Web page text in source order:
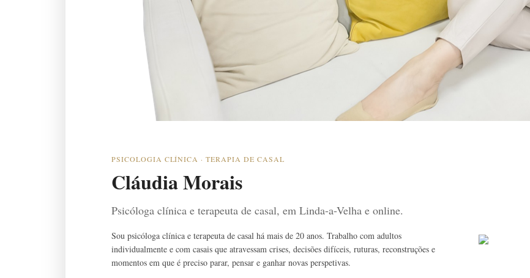
PSICOLOGIA CLÍNICA · TERAPIA DE CASAL
Cláudia Morais
Psicóloga clínica e terapeuta de casal, em Linda-a-Velha e online.
Sou psicóloga clínica e terapeuta de casal há mais de 20 anos. Trabalho com adultos
individualmente e com casais que atravessam crises, decisões difíceis, ruturas, reconstruções e
momentos em que é preciso parar, pensar e ganhar novas perspetivas.